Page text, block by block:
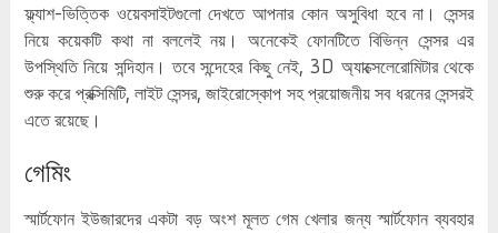
ফ্ল্যাশ-ভিত্তিক ওয়েবসাইটগুলো দেখতে আপনার কোন অসুবিধা হবে না। সেন্সর
নিয়ে কয়েকটি কথা না বললেই নয়। অনেকেই ফোনটিতে বিভিন্ন সেন্সর এর
উপস্থিতি নিয়ে সন্দিহান। তবে সন্দেহের কিছু নেই, 3D অ্যাক্সেলেরোমিটার থেকে
শুরু করে প্রক্সিমিটি, লাইট সেন্সর, জাইরোস্কোপ সহ প্রয়োজনীয় সব ধরনের সেন্সরই
এতে রয়েছে।
গেমিং
স্মার্টফোন ইউজারদের একটা বড় অংশ মূলত গেম খেলার জন্য স্মার্টফোন ব্যবহার